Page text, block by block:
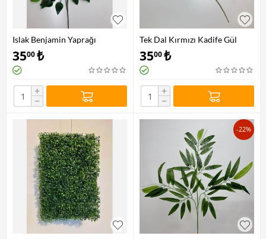
Islak Benjamin Yaprağı
3500₺
+
−
Tek Dal Kırmızı Kadife Gül
3500₺
+
−
-22%